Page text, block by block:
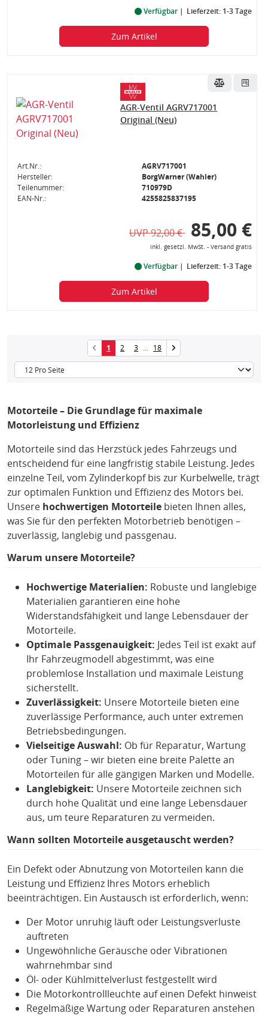
Verfügbar Lieferzeit: 1-3 Tage
Zum Artikel
AGR-Ventil AGRV717001
Original (Neu)
Art.Nr.:
AGRV717001
Hersteller:
BorgWarner (Wahler)
Teilenummer:
710979D
EAN-Nr.:
4255825837195
UVP 92,00 € 85,00 €
inkl. gesetzl. MwSt. - Versand gratis
Verfügbar Lieferzeit: 1-3 Tage
Zum Artikel
1 2 3 ... 18
Motorteile – Die Grundlage für maximale
Motorleistung und Effizienz
Motorteile sind das Herzstück jedes Fahrzeugs und
entscheidend für eine langfristig stabile Leistung. Jedes
einzelne Teil, vom Zylinderkopf bis zur Kurbelwelle, trägt
zur optimalen Funktion und Effizienz des Motors bei.
Unsere hochwertigen Motorteile bieten Ihnen alles,
was Sie für den perfekten Motorbetrieb benötigen –
zuverlässig, langlebig und passgenau.
Warum unsere Motorteile?
Hochwertige Materialien: Robuste und langlebige
Materialien garantieren eine hohe
Widerstandsfähigkeit und lange Lebensdauer der
Motorteile.
Optimale Passgenauigkeit: Jedes Teil ist exakt auf
Ihr Fahrzeugmodell abgestimmt, was eine
problemlose Installation und maximale Leistung
sicherstellt.
Zuverlässigkeit: Unsere Motorteile bieten eine
zuverlässige Performance, auch unter extremen
Betriebsbedingungen.
Vielseitige Auswahl: Ob für Reparatur, Wartung
oder Tuning – wir bieten eine breite Palette an
Motorteilen für alle gängigen Marken und Modelle.
Langlebigkeit: Unsere Motorteile zeichnen sich
durch hohe Qualität und eine lange Lebensdauer
aus, um teure Reparaturen zu vermeiden.
Wann sollten Motorteile ausgetauscht werden?
Ein Defekt oder Abnutzung von Motorteilen kann die
Leistung und Effizienz Ihres Motors erheblich
beeinträchtigen. Ein Austausch ist erforderlich, wenn:
Der Motor unruhig läuft oder Leistungsverluste
auftreten
Ungewöhnliche Geräusche oder Vibrationen
wahrnehmbar sind
Öl- oder Kühlmittelverlust festgestellt wird
Die Motorkontrollleuchte auf einen Defekt hinweist
Regelmäßige Wartung oder Reparaturen anstehen